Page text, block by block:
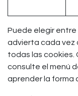
Puede elegir
advierta cada vez
todas las cookies.
consulte el menú
aprender la forma